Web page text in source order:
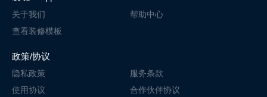
关于我们
帮助中心
查看装修模板
政策/协议
隐私政策
服务条款
使用协议
合作伙伴协议